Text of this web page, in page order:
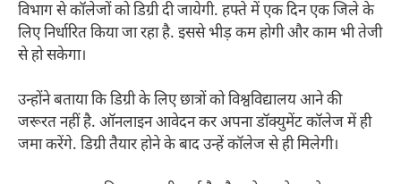
विभाग से कॉलेजों को डिग्री दी जायेगी. हफ्ते में एक दिन एक जिले के
लिए निर्धारित किया जा रहा है. इससे भीड़ कम होगी और काम भी तेजी
से हो सकेगा।
उन्होंने बताया कि डिग्री के लिए छात्रों को विश्वविद्यालय आने की
जरूरत नहीं है. ऑनलाइन आवेदन कर अपना डॉक्युमेंट कॉलेज में ही
जमा करेंगे. डिग्री तैयार होने के बाद उन्हें कॉलेज से ही मिलेगी।